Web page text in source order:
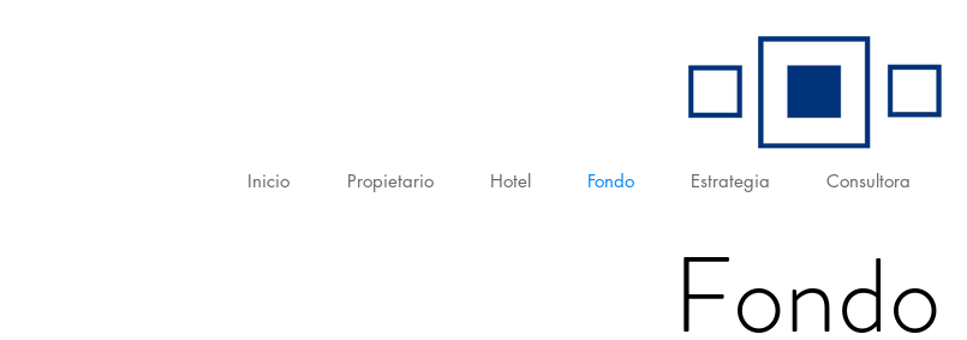
Inicio Propietario Hotel Fondo Estrategia Consultora
Fondo